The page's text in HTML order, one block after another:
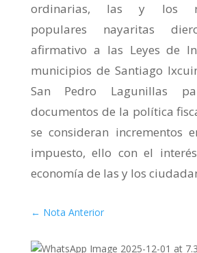
ordinarias, las y los
populares nayaritas
afirmativo a las Leyes de
municipios de Santiago
San Pedro Lagunillas
documentos de la política
se consideran incrementos
impuesto, ello con el
economía de las y los
← Nota Anterior